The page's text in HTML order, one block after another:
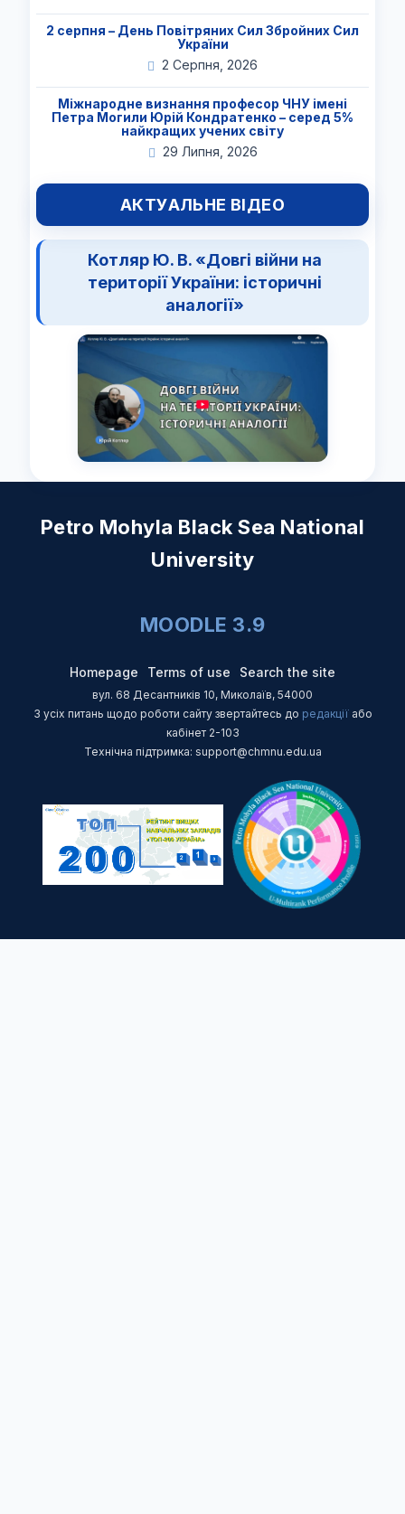
2 серпня – День Повітряних Сил Збройних Сил
України
2 Серпня, 2026
Міжнародне визнання професор ЧНУ імені
Петра Могили Юрій Кондратенко – серед 5%
найкращих учених світу
29 Липня, 2026
АКТУАЛЬНЕ ВІДЕО
Котляр Ю. В. «Довгі війни на
території України: історичні
аналогії»
Petro Mohyla Black Sea National
University
MOODLE 3.9
Homepage Terms of use Search the site
вул. 68 Десантників 10, Миколаїв, 54000
З усіх питань щодо роботи сайту звертайтесь до редакції або
кабінет 2-103
Технічна підтримка: support@chmnu.edu.ua